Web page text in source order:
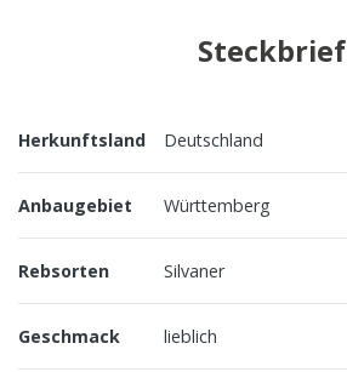
Steckbrief
Herkunftsland Deutschland
Anbaugebiet Württemberg
Rebsorten Silvaner
Geschmack lieblich